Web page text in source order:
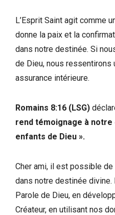
L’Esprit Saint agit comme
donne la paix et la
dans notre destinée. Si
de Dieu, nous ressentirons
assurance intérieure.
Romains 8:16 (LSG)
rend témoignage à
enfants de Dieu ».
Cher ami, il est possible
dans notre destinée divine.
Parole de Dieu, en
Créateur, en utilisant nos